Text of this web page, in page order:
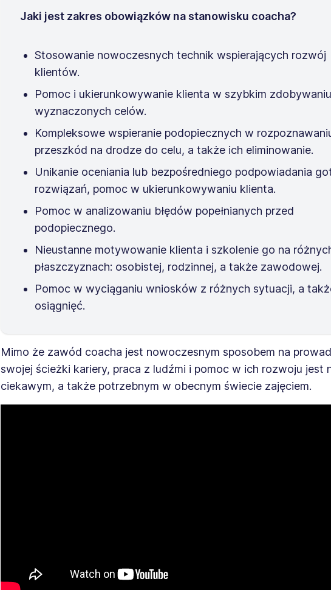
Jaki jest zakres obowiązków na stanowisku coacha?
Stosowanie nowoczesnych technik wspierających rozwój
klientów.
Pomoc i ukierunkowywanie klienta w szybkim zdobywaniu
wyznaczonych celów.
Kompleksowe wspieranie podopiecznych w
przeszkód na drodze do celu, a także ich eliminowanie.
Unikanie oceniania lub bezpośredniego podpowiadania
rozwiązań, pomoc w ukierunkowywaniu klienta.
Pomoc w analizowaniu błędów popełnianych przed
podopiecznego.
Nieustanne motywowanie klienta i szkolenie go na
płaszczyznach: osobistej, rodzinnej, a także zawodowej.
Pomoc w wyciąganiu wniosków z różnych sytuacji, a
osiągnięć.
Mimo że zawód coacha jest nowoczesnym sposobem na
swojej ścieżki kariery, praca z ludźmi i pomoc w ich rozwoju jest
ciekawym, a także potrzebnym w obecnym świecie zajęciem.